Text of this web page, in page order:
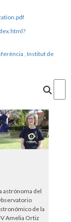
, Institut de
astrónoma del
de la
Amelia Ortiz